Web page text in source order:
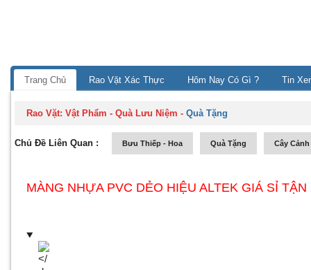
Trang Chủ Rao Vặt Xác Thực Hôm Nay Có Gì ? Tin
Rao Vặt:Vật Phẩm - Quà Lưu Niệm -Quà Tặng
Chủ Đề Liên Quan : Bưu Thiếp - Hoa Quà Tặng Cây
MÀNG NHỰA PVC DẺO HIỆU ALTEK GIÁ SỈ